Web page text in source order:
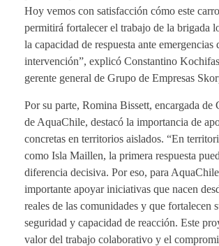
Hoy vemos con satisfacción cómo este
permitirá fortalecer el trabajo de la brigada
la capacidad de respuesta ante emergencias
intervención”, explicó Constantino
gerente general de Grupo de Empresas
Por su parte, Romina Bissett, encargada de
de AquaChile, destacó la importancia de
concretas en territorios aislados. “En
como Isla Maillen, la primera respuesta
diferencia decisiva. Por eso, para
importante apoyar iniciativas que nacen
reales de las comunidades y que fortalecen
seguridad y capacidad de reacción. Este
valor del trabajo colaborativo y el